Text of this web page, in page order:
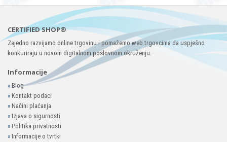
CERTIFIED SHOP®
Zajedno razvijamo online trgovinu i pomažemo web trgovcima da uspješno
konkuriraju u novom digitalnom poslovnom okruženju.
Informacije
»Blog
» Kontakt podaci
» Načini plaćanja
» Izjava o sigurnosti
» Politika privatnosti
» Informacije o tvrtki